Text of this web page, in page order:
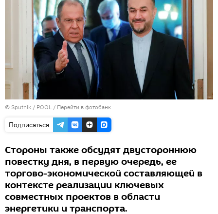
© Sputnik / POOL / Перейти в фотобанк
Подписаться
Стороны также обсудят двустороннюю
повестку дня, в первую очередь, ее
торгово-экономической составляющей в
контексте реализации ключевых
совместных проектов в области
энергетики и транспорта.